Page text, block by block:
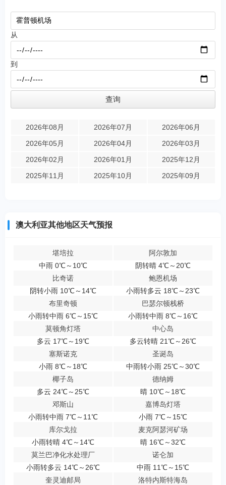
从
到
2026年08月 2026年07月
2026年06月
2026年05月
2026年04月
2026年03月
2026年02月
2026年01月
2025年12月
2025年11月
2025年10月 2025年09月
澳大利亚其他地区天气预报
堪培拉
中雨 0℃～10℃
阿尔敦加
阴转晴 4℃～20℃
比奇诺
阴转小雨 10℃～14℃
鲍恩机场
小雨转多云 18℃～23℃
布里奇顿
小雨转中雨 6℃～15℃
巴瑟尔顿栈桥
小雨转中雨 8℃～16℃
莫顿角灯塔
多云 17℃～19℃
中心岛
多云转晴 21℃～26℃
塞斯诺克
小雨 8℃～18℃
圣诞岛
中雨转小雨 25℃～30℃
椰子岛
多云 24℃～25℃
德纳姆
晴 10℃～18℃
邓斯山
小雨转中雨 7℃～11℃
嘉博岛灯塔
小雨 7℃～15℃
库尔戈拉
小雨转晴 4℃～14℃
麦克阿瑟河矿场
晴 16℃～32℃
莫兰巴净化水处理厂
小雨转多云 14℃～26℃
诺仑加
中雨 11℃～15℃
奎灵迪邮局
洛特内斯特海岛